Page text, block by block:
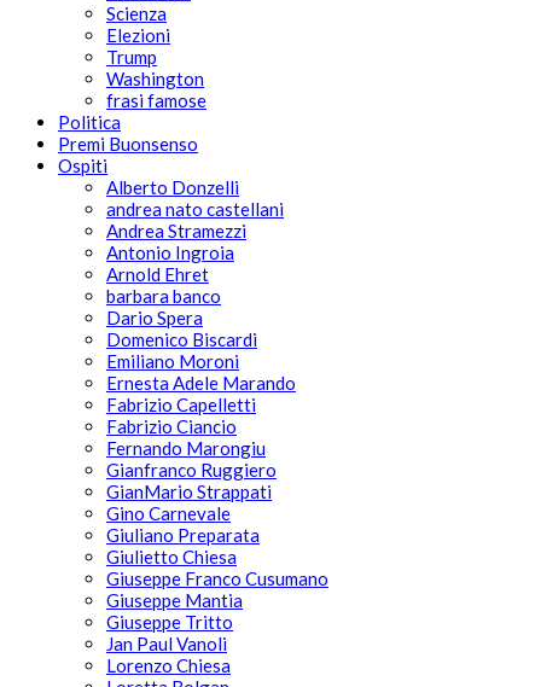
Scienza
Elezioni
Trump
Washington
frasi famose
Politica
Premi Buonsenso
Ospiti
Alberto Donzelli
andrea nato castellani
Andrea Stramezzi
Antonio Ingroia
Arnold Ehret
barbara banco
Dario Spera
Domenico Biscardi
Emiliano Moroni
Ernesta Adele Marando
Fabrizio Capelletti
Fabrizio Ciancio
Fernando Marongiu
Gianfranco Ruggiero
GianMario Strappati
Gino Carnevale
Giuliano Preparata
Giulietto Chiesa
Giuseppe Franco Cusumano
Giuseppe Mantia
Giuseppe Tritto
Jan Paul Vanoli
Lorenzo Chiesa